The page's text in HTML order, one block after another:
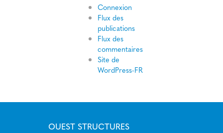
Connexion
Flux des
publications
Flux des
commentaires
Site de
WordPress-FR
OUEST STRUCTURES